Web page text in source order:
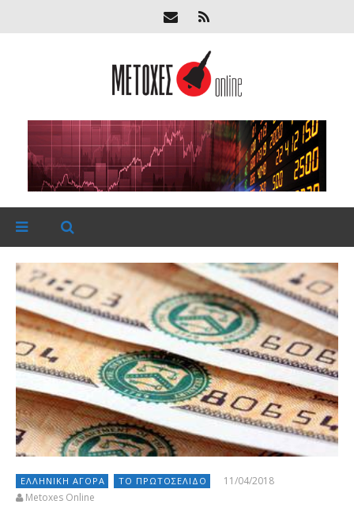
ΕΛΛΗΝΙΚΉ ΑΓΟΡΆ ΤΟ ΠΡΩΤΟΣΈΛΙΔΟ
11/04/2018
Metoxes Online